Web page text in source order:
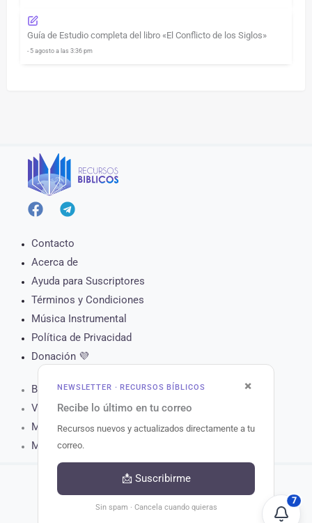
Guía de Estudio completa del libro «El Conflicto de los Siglos»
- 5 agosto a las 3:36 pm
×
NEWSLETTER · RECURSOS BÍBLICOS
Recibe lo último en tu correo
Recursos nuevos y actualizados directamente a tu
correo.
📩 Suscribirme
Sin spam · Cancela cuando quieras
Contacto
Acerca de
Ayuda para Suscriptores
Términos y Condiciones
Música Instrumental
Política de Privacidad
Donación 💜
Biblia Online
Versículo del Día
Muro de Oración
Matutina para Hoy
Copyright © 2026 Recursos Bíblicos. 7